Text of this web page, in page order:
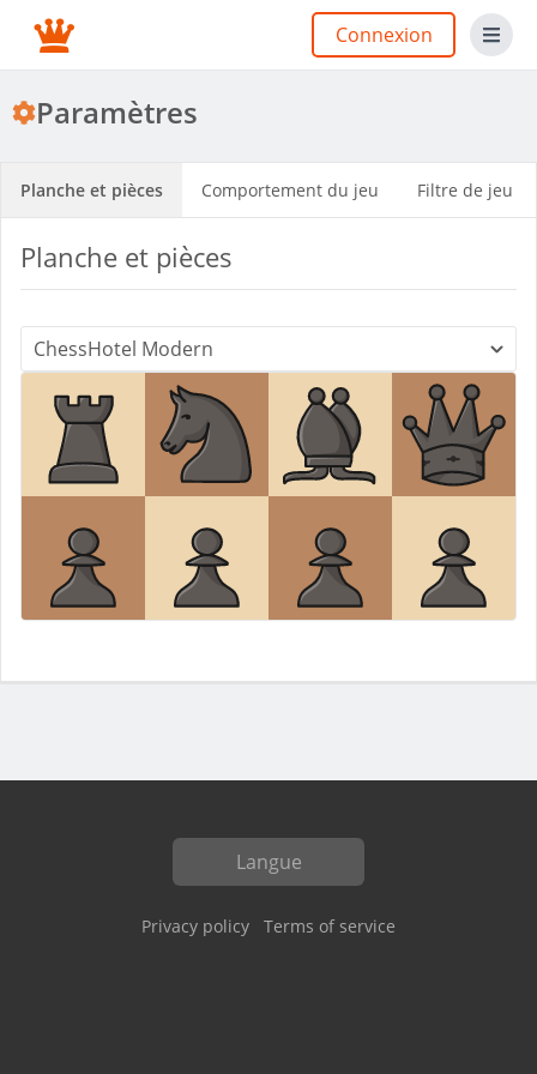
Connexion
Paramètres
Planche et pièces Comportement du jeu Filtre de jeu
Planche et pièces
Langue
Privacy policy Terms of service